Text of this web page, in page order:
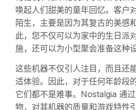
唤起人们甜美的童年回忆。客户
陌生，主要是因为其复古的美感
此，您不仅可以为家中的生日派
施，还可以为小型聚会准备这种设
这些机器不仅引人注目，而且还
适体验。因此，对于任何年龄段
它们都不是难事。Nostalgia 通
物，对其机器的质量和游戏特性